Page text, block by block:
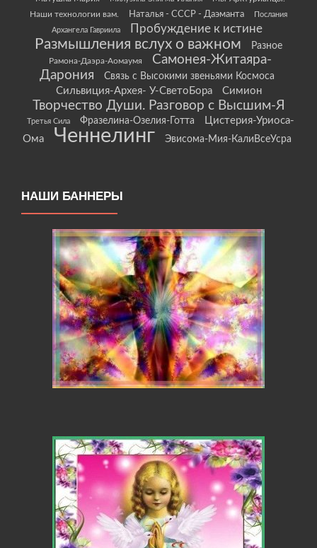
Наши технологии вам.
Наталья - СССР - Даэманта
Послания
Архангела Гавриила
Пробуждение к истине
Размышления вслух о важном Разное
Рамона-Даэра-Аомаумя
Самонея-Житаяра-
Дарония
Связь с Высокими звеньями Космоса
Сильвиция-Архея- У-СветоБора Симион
Творчество Души. Разговор с Высшим-Я
Третья Сила Фразелина-Озелия-Готта
Цистерия-Уриоса-
Ома
Ченнелинг Эвисома-Мия-КалиВсеУсра
НАШИ БАННЕРЫ